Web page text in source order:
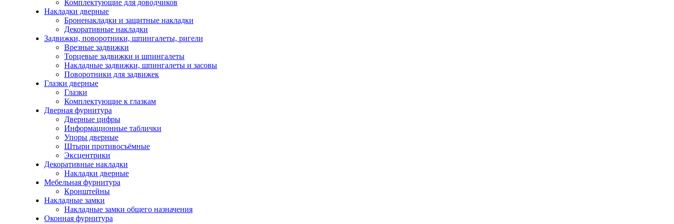
Комплектующие для доводчиков
Накладки дверные
Броненакладки и защитные накладки
Декоративные накладки
Задвижки, поворотники, шпингалеты, ригели
Врезные задвижки
Торцевые задвижки и шпингалеты
Накладные задвижки, шпингалеты и засовы
Поворотники для задвижек
Глазки дверные
Глазки
Комплектующие к глазкам
Дверная фурнитура
Дверные цифры
Информационные таблички
Упоры дверные
Штыри противосъёмные
Эксцентрики
Декоративные накладки
Накладки дверные
Мебельная фурнитура
Кронштейны
Накладные замки
Накладные замки общего назначения
Оконная фурнитура